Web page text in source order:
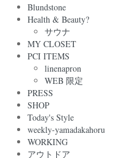
Blundstone
Health & Beauty?
サウナ
MY CLOSET
PCI ITEMS
linenapron
WEB 限定
PRESS
SHOP
Today's Style
weekly-yamadakahoru
WORKING
アウトドア